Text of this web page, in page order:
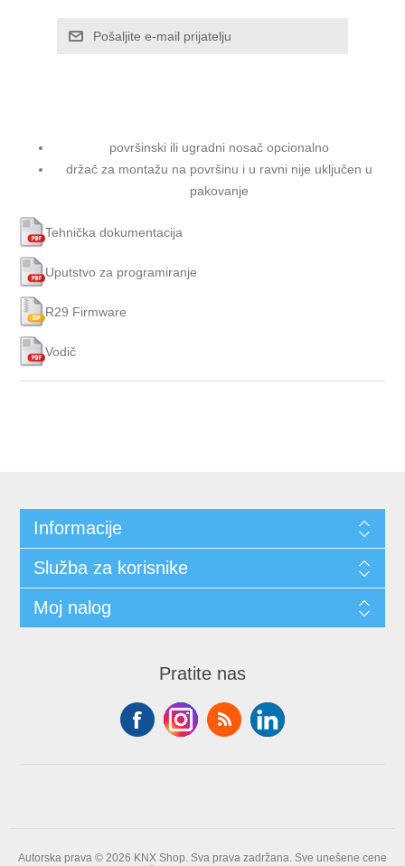
površinski ili ugradni nosač opcionalno
držač za montažu na površinu i u ravni nije uključen u
pakovanje
Tehnička dokumentacija
Uputstvo za programiranje
R29 Firmware
Vodič
Informacije
Služba za korisnike
Moj nalog
Pratite nas
Autorska prava © 2026 KNX Shop. Sva prava zadržana. Sve unešene cene